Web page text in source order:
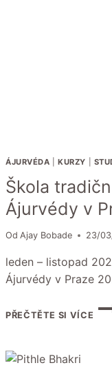
ÁJURVÉDA |KURZY
Škola
Ájurvédy v
Od Ajay Bobade 23/
leden – listopad
Ájurvédy v Praze
PŘEČTĚTE SI VÍCE